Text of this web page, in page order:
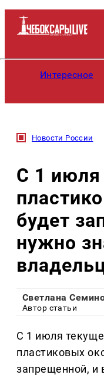
Интересное
Новости России
С 1 июля
будет
нужно
Светлана
Автор статьи
С 1 июля
пластиковых
запрещенной, и